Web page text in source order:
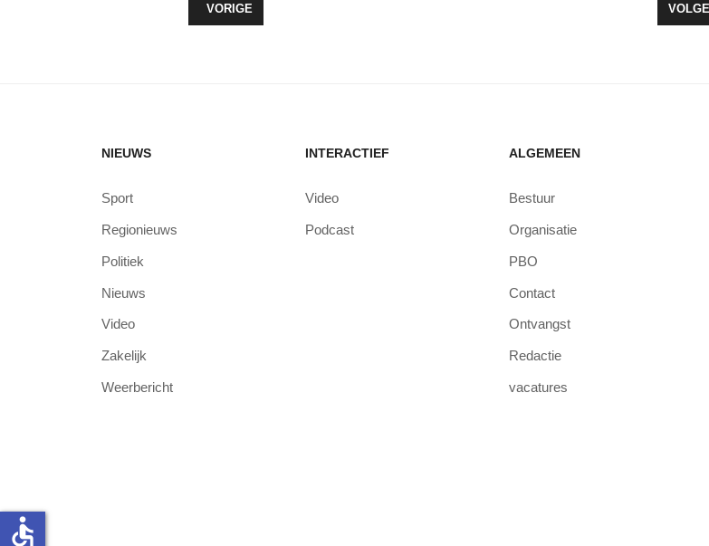
VORIG ARTIKEL: CULTUURFONDS FLEVOLAND INVESTEERT ZEEWOLDE CULTUUR
VORIGE
NIEUWS
Sport
Regionieuws
Politiek
Nieuws
Video
Zakelijk
Weerbericht
INTERACTIEF
Video
Podcast
ALGEMEEN
Bestuur
Organisatie
PBO
Contact
Ontvangst
Redactie
vacatures
accessible